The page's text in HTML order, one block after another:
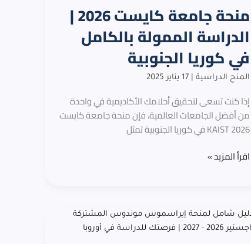
منحة جامعة كايست 2026 |
الدراسة الممولة بالكامل
في كوريا الجنوبية
المنح الدراسية |17 يناير 2025
إذا كنت تسعى لتحقيق أحلامك الأكاديمية في واحدة
من أفضل الجامعات العالمية، فإن منحة جامعة كايست
KAIST 2026 في كوريا الجنوبية تمثل
2026
|
الدراسة
الممولة
بالكامل
في
كوريا
الجنوبية
اقرأ المزيد »
دليل
شامل